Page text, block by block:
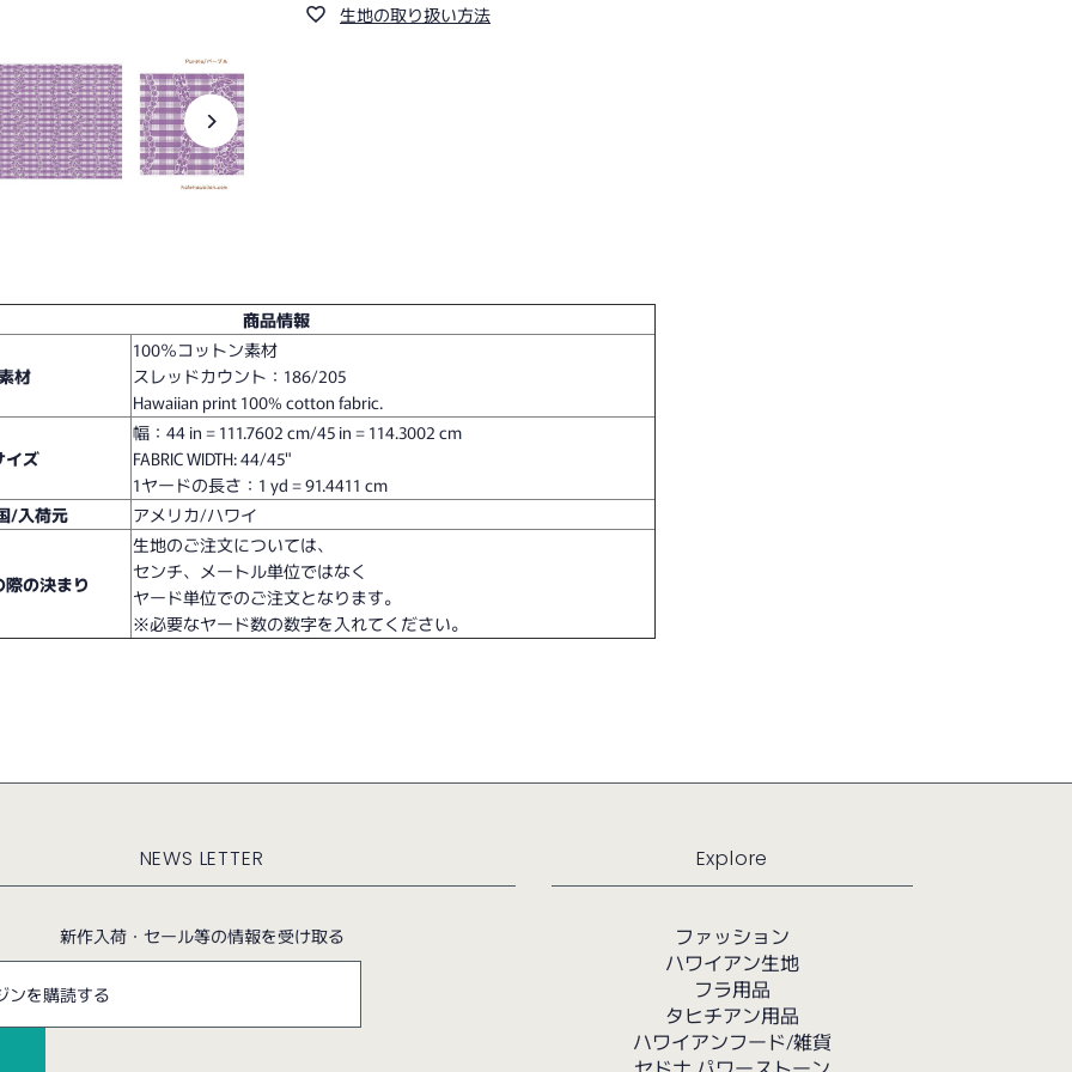
生地の取り扱い方法
商品情報
材
100％コットン素材
スレッドカウント：186/205
Hawaiian print 100% cotton fabric.
イズ
幅：44 in = 111.7602 cm/45 in = 114.3002 cm
FABRIC WIDTH: 44/45"
1ヤードの長さ： 1 yd = 91.4411 cm
/入荷元
アメリカ/ハワイ
の決まり
生地のご注文については、
センチ、メートル単位ではなく
ヤード単位でのご注文となります。
※必要なヤード数の数字を入れてください。
NEWS LETTER
新作入荷・セール等の情報を受け取る
Explore
ファッション
ハワイアン生地
フラ用品
タヒチアン用品
ハワイアンフード/雑貨